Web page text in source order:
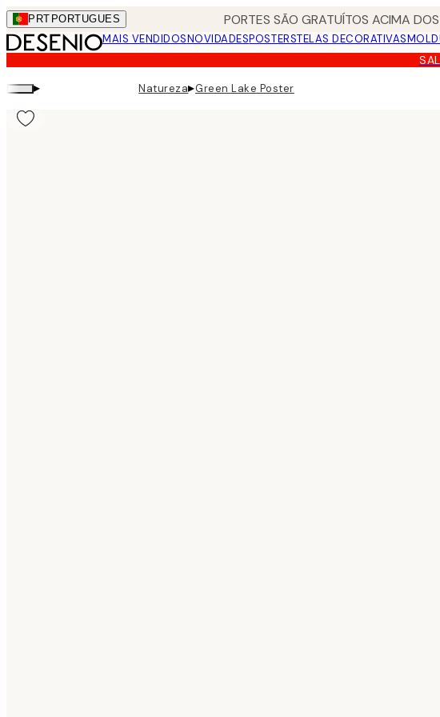
Skip
to
main
content.
PRT PORTUGUES PORTES SÃO GRATUÍTOS ACIMA
MAIS VENDIDOSNOVIDADESPOSTERSTELAS DECORATIVAS
▸ Natureza▸Green Lake Poster